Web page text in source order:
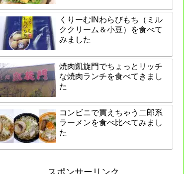
くりーむINわらびもち（ミル
ククリーム＆小豆）を食べて
みました
焼肉凱旋門でちょっとリッチ
な焼肉ランチを食べてきまし
た
コンビニで買えちゃう二郎系
ラーメンを食べ比べてみまし
た
スポンサーリンク